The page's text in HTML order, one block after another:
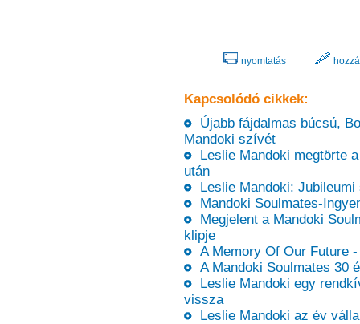
nyomtatás
Kapcsolódó cikkek:
Újabb fájdalmas búcsú,
Mandoki szívét
Leslie Mandoki megtörte a
után
Leslie Mandoki: Jubileumi
Mandoki Soulmates-
Megjelent a Mandoki
klipje
A Memory Of Our Future -
A Mandoki Soulmates 30
Leslie Mandoki egy
vissza
Leslie Mandoki az év